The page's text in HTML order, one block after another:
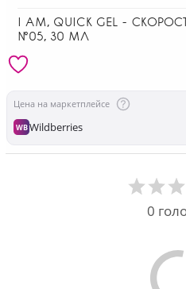
I AM, QUICK GEL -
№05, 30 МЛ
Цена на маркетплейсе
WBWildberries
0